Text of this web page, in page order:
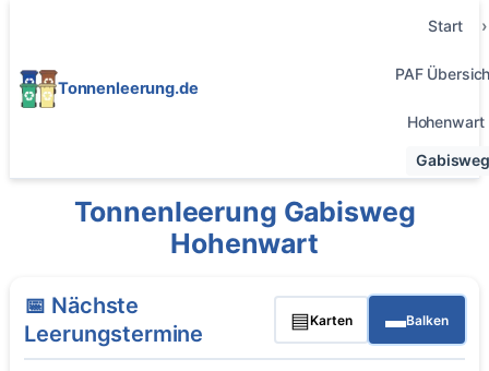
Tonnenleerung.de
Start
PAF
Hohenwart
Gabisweg
Tonnenleerung Gabisweg
Hohenwart
📅 Nächste
Leerungstermine
▤Karten ▬Balken